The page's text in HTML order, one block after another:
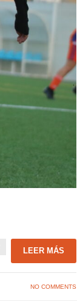
LEER MÁS
NO COMMENTS